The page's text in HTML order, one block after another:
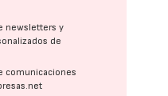
newsletters y
de
comunicaciones